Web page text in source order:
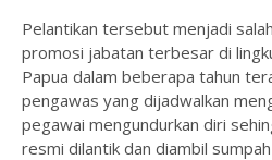
Pelantikan tersebut menjadi
promosi jabatan terbesar di
Papua dalam beberapa tahun
pengawas yang dijadwalkan
pegawai mengundurkan diri
resmi dilantik dan diambil